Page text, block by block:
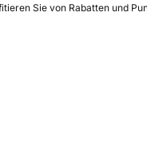
Sie von Rabatten und